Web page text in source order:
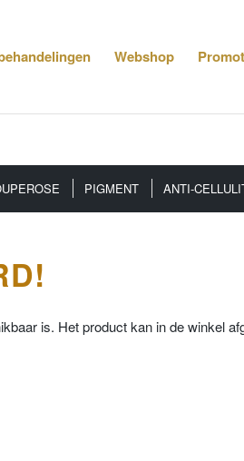
Webshop
PIGMENT ANTI-
is. Het product kan in de winkel